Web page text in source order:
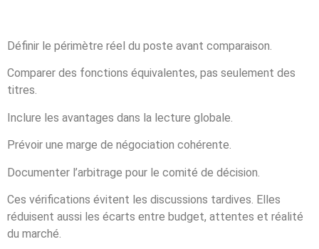
Définir le périmètre réel du poste avant comparaison.
Comparer des fonctions équivalentes, pas seulement des
titres.
Inclure les avantages dans la lecture globale.
Prévoir une marge de négociation cohérente.
Documenter l’arbitrage pour le comité de décision.
Ces vérifications évitent les discussions tardives. Elles
réduisent aussi les écarts entre budget, attentes et réalité
du marché.